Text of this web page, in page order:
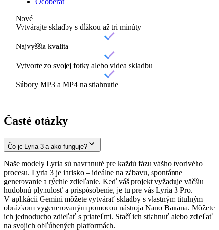
Odoberať
Nové
Vytvárajte skladby s dĺžkou až tri minúty
Najvyššia kvalita
Vytvorte zo svojej fotky alebo videa skladbu
Súbory MP3 a MP4 na stiahnutie
Časté otázky
Čo je Lyria 3 a ako funguje?
Naše modely Lyria sú navrhnuté pre každú fázu vášho tvorivého
procesu. Lyria 3 je ihrisko – ideálne na zábavu, spontánne
generovanie a rýchle zdieľanie. Keď váš projekt vyžaduje väčšiu
hudobnú plynulosť a prispôsobenie, je tu pre vás Lyria 3 Pro.
V aplikácii Gemini môžete vytvárať skladby s vlastným titulným
obrázkom vygenerovaným pomocou nástroja Nano Banana. Môžete
ich jednoducho zdieľať s priateľmi. Stačí ich stiahnuť alebo zdieľať
na svojich obľúbených platformách.